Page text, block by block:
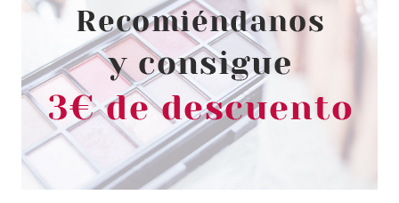
ANNE MOLLER
ANNE MOLLER LECHE
DESMAQUILLANTE OJOS Y
ROSTRO PIELES SECA 400 ML
Pvr 19.95€
-57%
desde
8.50€